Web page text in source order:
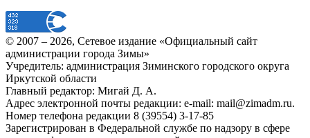
© 2007 – 2026, Сетевое издание «Официальный сайт
администрации города Зимы»
Учредитель: администрация Зиминского городского округа
Иркутской области
Главный редактор: Мигай Д. А.
Адрес электронной почты редакции: e-mail: mail@zimadm.ru.
Номер телефона редакции 8 (39554) 3-17-85
Зарегистрирован в Федеральной службе по надзору в сфере